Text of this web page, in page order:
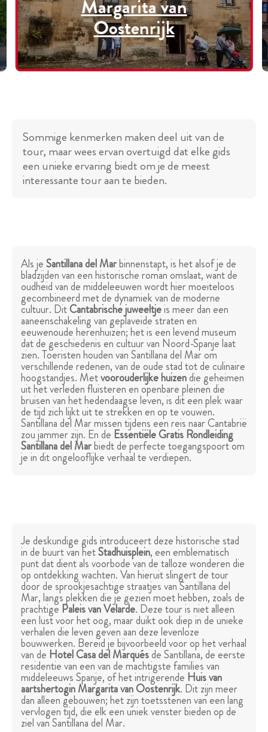
Margarita van
Oostenrijk
Sommige kenmerken maken deel uit van de
tour, maar wees ervan overtuigd dat elke gids
een unieke ervaring biedt om je de meest
interessante tour aan te bieden.
Als jeSantillana del Marbinnenstapt, is het alsof je de
bladzijden van een historische roman omslaat, want de
oudheid van de middeleeuwen wordt hier moeiteloos
gecombineerd met de dynamiek van de moderne
cultuur. DitCantabrische juweeltjeis meer dan een
aaneenschakeling van geplaveide straten en
eeuwenoude herenhuizen; het is een levend museum
dat de geschiedenis en cultuur van Noord-Spanje laat
zien. Toeristen houden van Santillana del Mar om
verschillende redenen, van de oude stad tot de culinaire
hoogstandjes. Metvoorouderlijke huizendie geheimen
uit het verleden fluisteren en openbare pleinen die
bruisen van het hedendaagse leven, is dit een plek waar
de tijd zich lijkt uit te strekken en op te vouwen.
Santillana del Mar missen tijdens een reis naar Cantabrië
zou jammer zijn. En de Essentiële Gratis Rondleiding
Santillana del Marbiedt de perfecte toegangspoort om
je in dit ongelooflijke verhaal te verdiepen.
Je deskundige gids introduceert deze historische stad
in de buurt van hetStadhuisplein, een emblematisch
punt dat dient als voorbode van de talloze wonderen die
op ontdekking wachten. Van hieruit slingert de tour
door de sprookjesachtige straatjes van Santillana del
Mar, langs plekken die je gezien moet hebben, zoals de
prachtige Paleis van Velarde. Deze tour is niet alleen
een lust voor het oog, maar duikt ook diep in de unieke
verhalen die leven geven aan deze levenloze
bouwwerken. Bereid je bijvoorbeeld voor op het verhaal
van de Hotel Casa del Marquésde Santillana, de eerste
residentie van een van de machtigste families van
middeleeuws Spanje, of het intrigerende Huis van
aartshertogin Margarita van Oostenrijk. Dit zijn meer
dan alleen gebouwen; het zijn toetsstenen van een lang
vervlogen tijd, die elk een uniek venster bieden op de
ziel van Santillana del Mar.